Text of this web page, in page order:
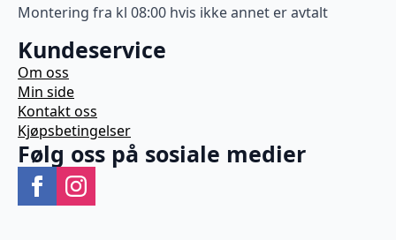
Montering fra kl 08:00 hvis ikke annet er avtalt
Kundeservice
Om oss
Min side
Kontakt oss
Kjøpsbetingelser
Følg oss på sosiale medier